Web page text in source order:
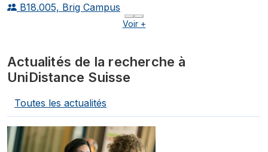
B18.005, Brig Campus
Voir +
Actualités de la recherche à
UniDistance Suisse
Toutes les actualités